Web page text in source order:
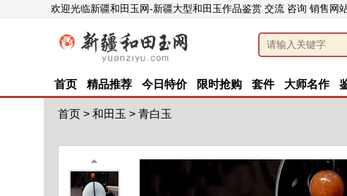
欢迎光临新疆和田玉网-新疆大型和田玉作品鉴赏 交流 咨询 销售网
首页 精品推荐 今日特价 限时抢购 套件 大师名作
首页 > 和田玉 > 青白玉